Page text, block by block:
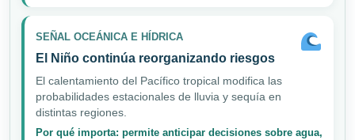
SEÑAL OCEÁNICA E HÍDRICA
El Niño continúa reorganizando riesgos
El calentamiento del Pacífico tropical modifica las
probabilidades estacionales de lluvia y sequía en
distintas regiones.
Por qué importa: permite anticipar decisiones sobre agua,